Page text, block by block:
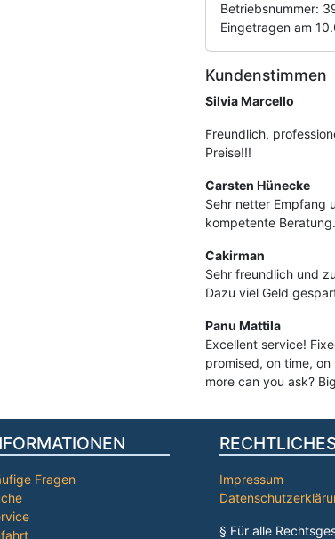
Betriebsnummer:
Eingetragen am
Kundenstimmen
Silvia Marcello
Freundlich,
Preise!!!
Carsten Hünecke
Sehr netter Empfang
kompetente Beratung.
Cakirman
Sehr freundlich und
Dazu viel Geld gespart.
Panu Mattila
Excellent service!
promised, on time,
more can you ask?
Fragen
Impressum
§ Für alle